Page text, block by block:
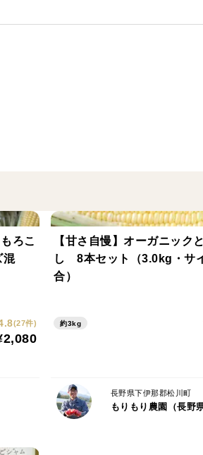
ルプスと南アルプス、3000メート
に伸びる盆地です。夜間の冷え込み
、野菜が甘く美味しく育ちます。
を最大限に引き出す自然の恵み。も
います。
ろこ
混
(27件)
【甘さ自慢】オーガニック
し 8本セット（3.0kg・サ
合）
約3kg
長野県下伊那郡松川町
もりもり農園（長野県